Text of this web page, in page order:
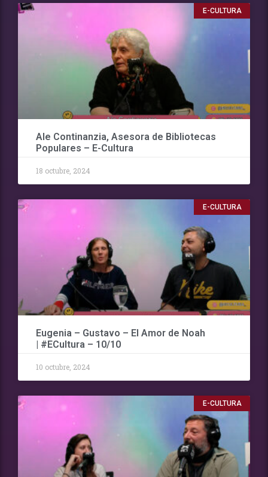
E-CULTURA
Ale Continanzia, Asesora de Bibliotecas
Populares – E-Cultura
18 octubre, 2024
E-CULTURA
Eugenia – Gustavo – El Amor de Noah
| #ECultura – 10/10
10 octubre, 2024
E-CULTURA